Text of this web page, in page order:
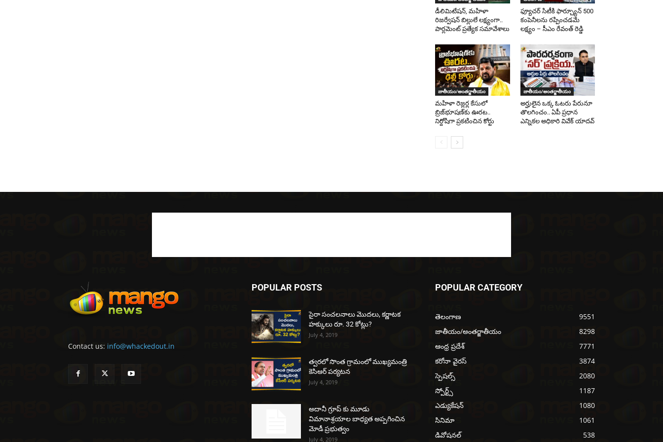
డీలిమిటేషన్, మహిళా
రిజర్వేషన్ బిల్లులే లక్ష్యంగా..
పార్లమెంట్ ప్రత్యేక సమావేశాలు
ఫ్యూచర్ సిటీకి ఫార్చ్యూన్ 500
కంపెనీలను రప్పించడమే
లక్ష్యం – సీఎం రేవంత్ రెడ్డి
జాతీయం/అంతర్జాతీయం
మహిళా రెజ్లర్ల కేసులో
బ్రిజ్‌భూషణ్‌కు ఊరట..
నిర్దోషిగా ప్రకటించిన కోర్టు
జాతీయం/అంతర్జాతీయం
అర్హులైన ఒక్క ఓటరు పేరునూ
తొలగించం.. ఏపీ ప్రధాన
ఎన్నికల అధికారి వివేక్ యాదవ్
Contact us: info@whackedout.in
POPULAR POSTS
సైరా సంచలనాలు మొదలు, కర్ణాటక
హక్కులు రూ. 32 కోట్లు?
July 4, 2019
త్వరలో సొంత గ్రామంలో ముఖ్యమంత్రి
కెసిఆర్ పర్యటన
July 4, 2019
అదానీ గ్రూప్ కు మూడు
విమానాశ్రయాల బాధ్యత అప్పగించిన
మోడీ ప్రభుత్వం
July 4, 2019
POPULAR CATEGORY
తెలంగాణ
9551
జాతీయం/అంతర్జాతీయం
8298
ఆంధ్ర ప్రదేశ్
7771
కరోనా వైరస్
3874
స్పెషల్స్
2080
స్పోర్ట్స్
1187
ఎడ్యుకేషన్
1080
సినిమా
1061
డివోషనల్
538